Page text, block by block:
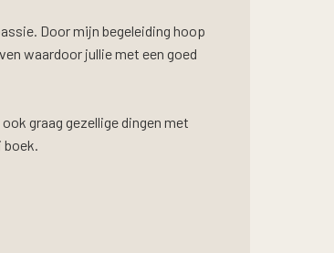
Door mijn begeleiding hoop
waardoor jullie met een goed
graag gezellige dingen met
boek.